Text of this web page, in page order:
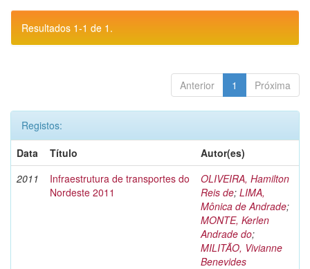
Resultados 1-1 de 1.
Anterior 1 Próxima
Registos:
Data
Título
Autor(es)
2011
Infraestrutura de transportes do
Nordeste 2011
OLIVEIRA, Hamilton
Reis de; LIMA,
Mônica de Andrade;
MONTE, Kerlen
Andrade do;
MILITÃO, Vivianne
Benevides